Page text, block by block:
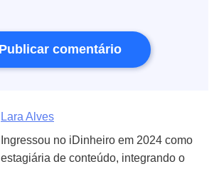
Lara Alves
Ingressou no iDinheiro em 2024 como
estagiária de conteúdo, integrando o